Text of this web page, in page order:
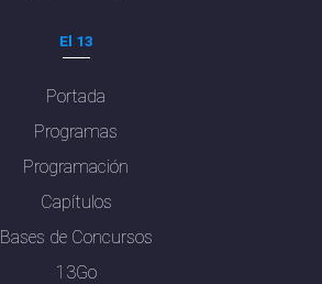
El 13
Portada
Programas
Programación
Capítulos
Bases de Concursos
13Go